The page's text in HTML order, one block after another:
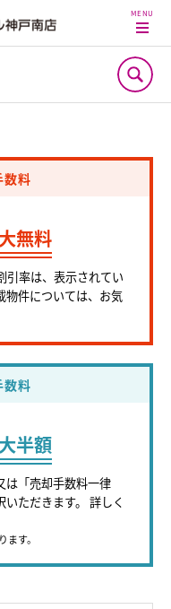
数料
無料
引率は、表示されてい
物件については、お気
数料
半額
は「売却手数料一律
ただきます。 詳しく
す。